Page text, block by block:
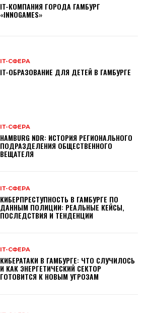
IT-КОМПАНИЯ ГОРОДА ГАМБУРГ
«INNOGAMES»
ІТ-СФЕРА
IT-ОБРАЗОВАНИЕ ДЛЯ ДЕТЕЙ В ГАМБУРГЕ
ІТ-СФЕРА
HAMBURG NDR: ИСТОРИЯ РЕГИОНАЛЬНОГО
ПОДРАЗДЕЛЕНИЯ ОБЩЕСТВЕННОГО
ВЕЩАТЕЛЯ
ІТ-СФЕРА
КИБЕРПРЕСТУПНОСТЬ В ГАМБУРГЕ ПО
ДАННЫМ ПОЛИЦИИ: РЕАЛЬНЫЕ КЕЙСЫ,
ПОСЛЕДСТВИЯ И ТЕНДЕНЦИИ
ІТ-СФЕРА
КИБЕРАТАКИ В ГАМБУРГЕ: ЧТО СЛУЧИЛОСЬ
И КАК ЭНЕРГЕТИЧЕСКИЙ СЕКТОР
ГОТОВИТСЯ К НОВЫМ УГРОЗАМ